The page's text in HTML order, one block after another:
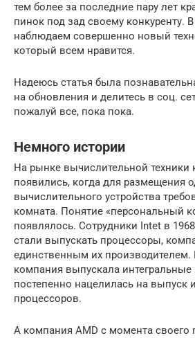
тем более за последние пару лет
пинок под зад своему конкуренту. В
наблюдаем совершенно новый
который всем нравится.
Надеюсь статья была
на обновления и делитесь в соц.
пожалуй все, пока пока.
Немного истории
На рынке вычислительной техники
появились, когда для размещения
вычислительного устройства
комната. Понятие «персональный
появлялось. Сотрудники Intet в
стали выпускать процессоры,
единственным их производителем.
компания выпускала
постепенно нацелилась на выпуск
процессоров.
А компания AMD с момента своего